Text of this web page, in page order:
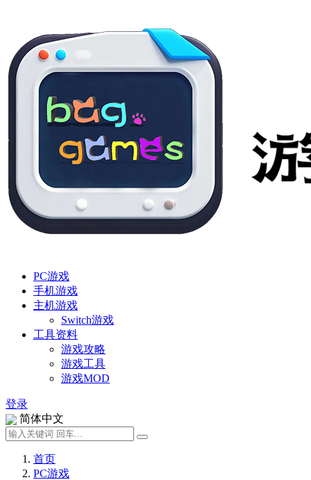
PC游戏
手机游戏
主机游戏
Switch游戏
工具资料
游戏攻略
游戏工具
游戏MOD
登录
简体中文
首页
PC游戏